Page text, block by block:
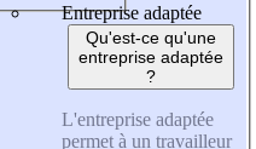
Entreprise adaptée
Qu'est-ce qu'une
entreprise adaptée
?
L'entreprise adaptée
permet à un travailleur